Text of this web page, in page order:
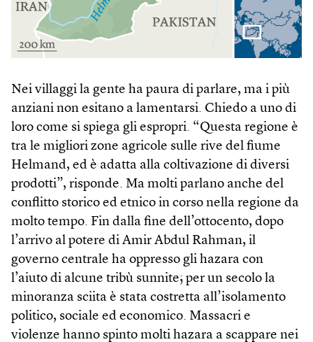
Nei villaggi la gente ha paura di parlare, ma i più
anziani non esitano a lamentarsi. Chiedo a uno di
loro come si spiega gli espropri. “Questa regione è
tra le migliori zone agricole sulle rive del fiume
Helmand, ed è adatta alla coltivazione di diversi
prodotti”, risponde. Ma molti parlano anche del
conflitto storico ed etnico in corso nella regione da
molto tempo. Fin dalla fine dell’ottocento, dopo
l’arrivo al potere di Amir Abdul Rahman, il
governo centrale ha oppresso gli hazara con
l’aiuto di alcune tribù sunnite; per un secolo la
minoranza sciita è stata costretta all’isolamento
politico, sociale ed economico. Massacri e
violenze hanno spinto molti hazara a scappare nei